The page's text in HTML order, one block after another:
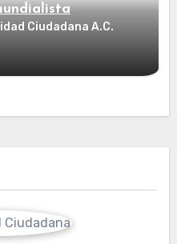
Ciudadana A.C.